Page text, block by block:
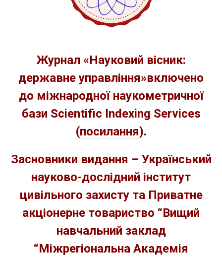
Журнал «Науковий вісник:
державне управління»включено
до міжнародної наукометричної
бази Scientific Indexing Services
(посилання).
Засновники видання – Український
науково-дослідний інститут
цивільного захисту та Приватне
акціонерне товариство “Вищий
навчальний заклад
“Міжрегіональна Академія